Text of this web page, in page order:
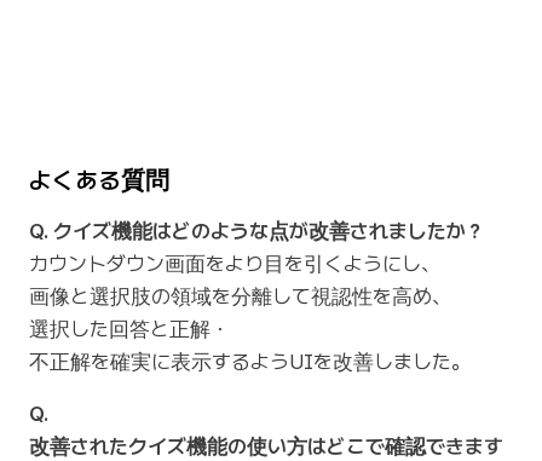
よくある質問
Q. クイズ機能はどのような点が改善されましたか？
カウントダウン画面をより目を引くようにし、
画像と選択肢の領域を分離して視認性を高め、
選択した回答と正解・
不正解を確実に表示するようUIを改善しました。
Q.
改善されたクイズ機能の使い方はどこで確認できます